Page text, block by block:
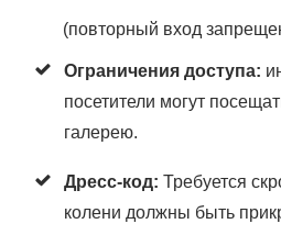
(повторный вход
Ограничения доступа:
посетители могут
галерею.
Дресс-код: Требуется
колени должны быть